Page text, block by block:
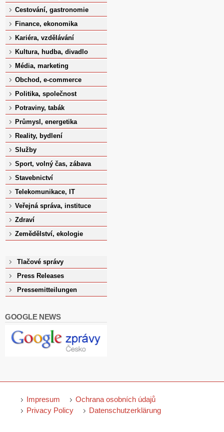
Cestování, gastronomie
Finance, ekonomika
Kariéra, vzdělávání
Kultura, hudba, divadlo
Média, marketing
Obchod, e-commerce
Politika, společnost
Potraviny, tabák
Průmysl, energetika
Reality, bydlení
Služby
Sport, volný čas, zábava
Stavebnictví
Telekomunikace, IT
Veřejná správa, instituce
Zdraví
Zemědělství, ekologie
Tlačové správy
Press Releases
Pressemitteilungen
GOOGLE NEWS
Impresum
Ochrana osobních údajů
Privacy Policy
Datenschutzerklärung